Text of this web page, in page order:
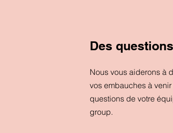
Des
Nous vous aiderons à
vos embauches à
questions de votre
group.